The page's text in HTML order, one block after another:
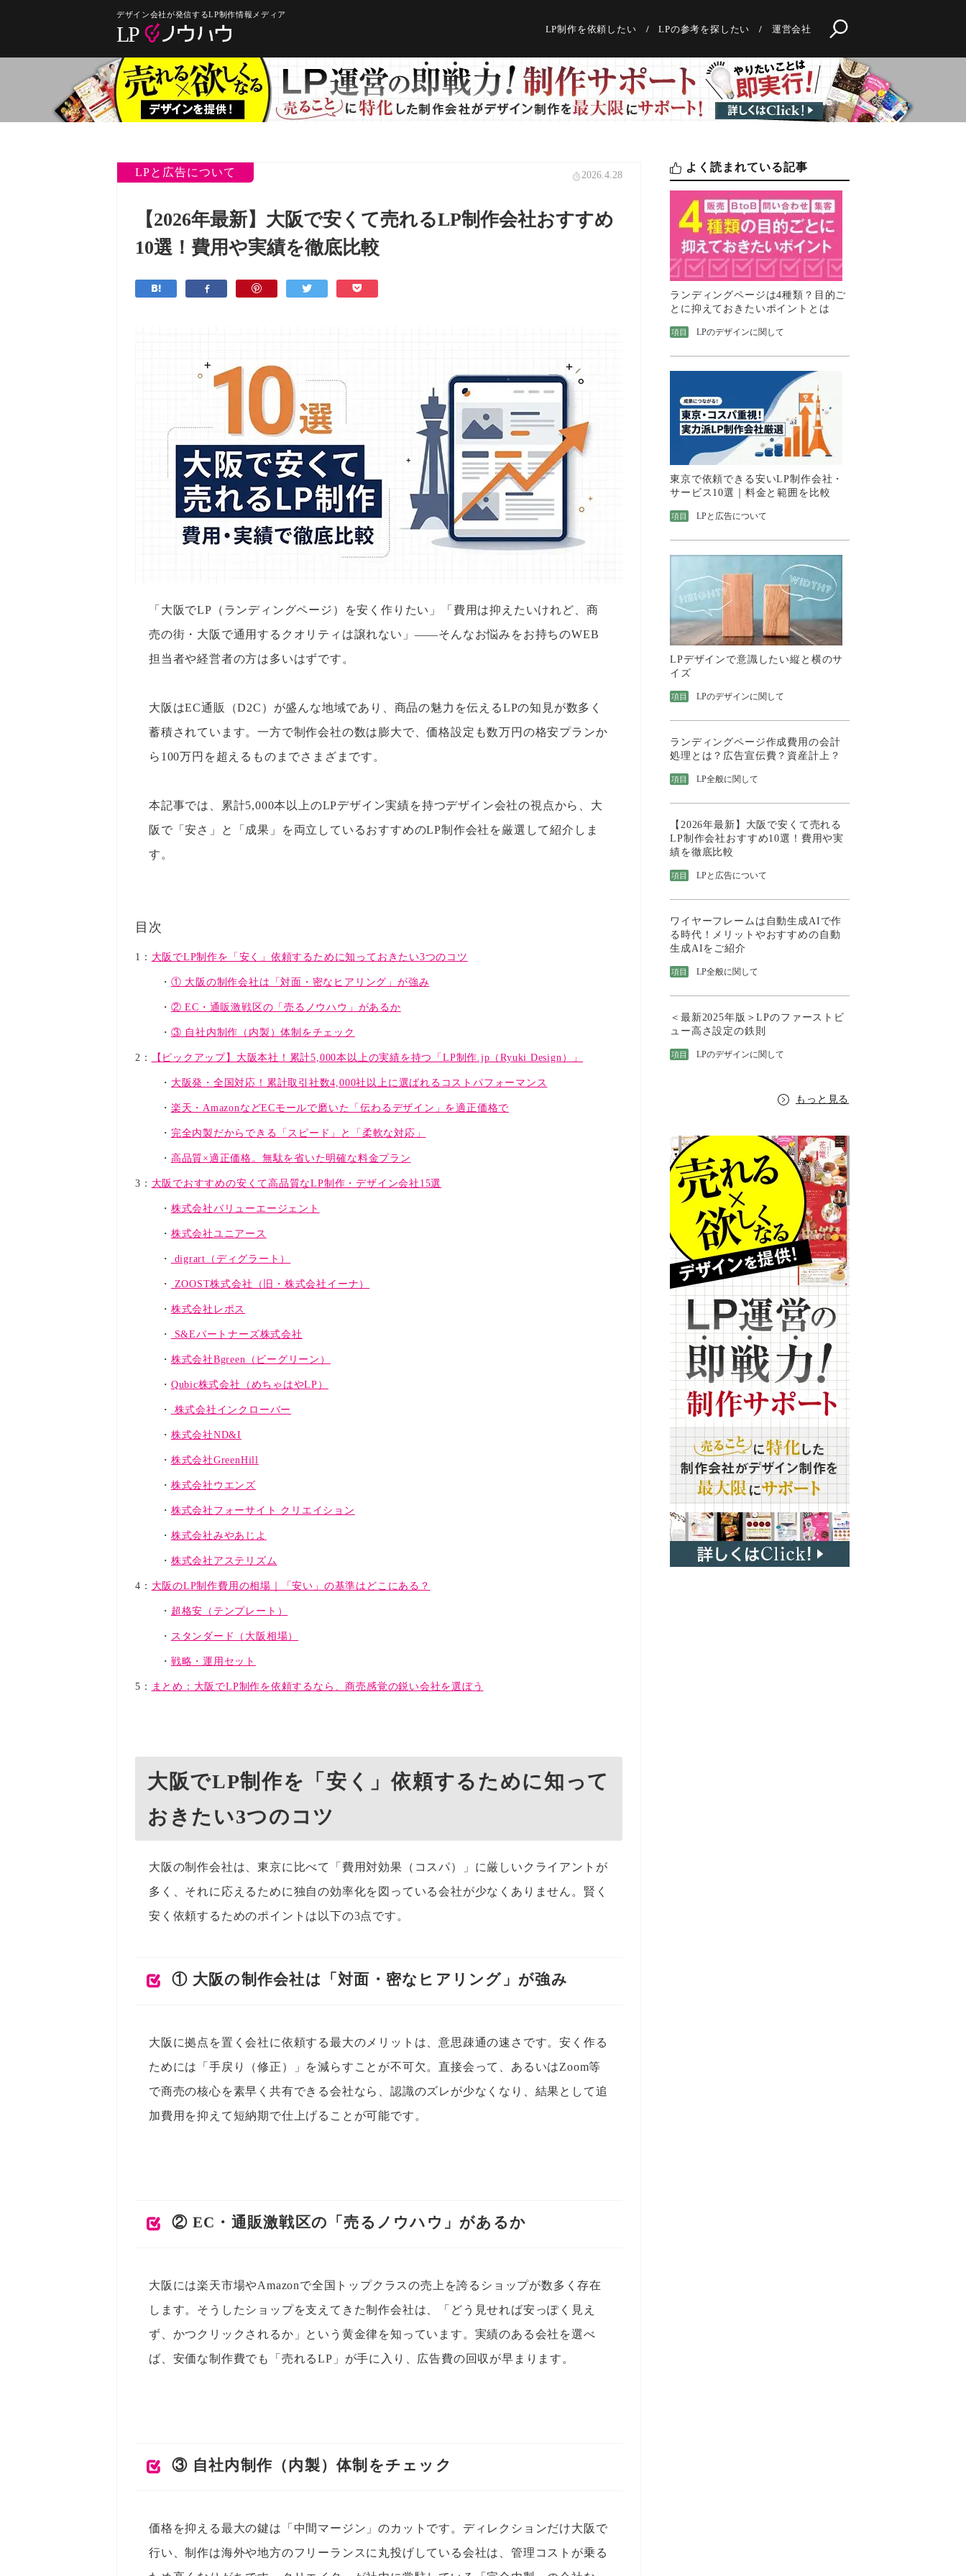
デザイン会社が発信するLP制作情報メディア
LP制作を依頼したい LPの参考を探したい 運営会社
【2026年最新】大阪で安くて売れるLP制作会社おすすめ
10選！費用や実績を徹底比較
LPと広告について 2026.4.28
「大阪でLP（ランディングページ）を安く作りたい」「費用は抑えたいけれど、商
売の街・大阪で通用するクオリティは譲れない」——そんなお悩みをお持ちのWEB
担当者や経営者の方は多いはずです。
大阪はEC通販（D2C）が盛んな地域であり、商品の魅力を伝えるLPの知見が数多く
蓄積されています。一方で制作会社の数は膨大で、価格設定も数万円の格安プランか
ら100万円を超えるものまでさまざまです。
本記事では、累計5,000本以上のLPデザイン実績を持つデザイン会社の視点から、大
阪で「安さ」と「成果」を両立しているおすすめのLP制作会社を厳選して紹介しま
す。
目次
1： 大阪でLP制作を「安く」依頼するために知っておきたい3つのコツ
① 大阪の制作会社は「対面・密なヒアリング」が強み
② EC・通販激戦区の「売るノウハウ」があるか
③ 自社内制作（内製）体制をチェック
2： 【ピックアップ】大阪本社！累計5,000本以上の実績を持つ「LP制作.jp（Ryuki Design）」
大阪発・全国対応！累計取引社数4,000社以上に選ばれるコストパフォーマンス
楽天・AmazonなどECモールで磨いた「伝わるデザイン」を適正価格で
完全内製だからできる「スピード」と「柔軟な対応」
高品質×適正価格。無駄を省いた明確な料金プラン
3： 大阪でおすすめの安くて高品質なLP制作・デザイン会社15選
株式会社バリューエージェント
株式会社ユニアース
digrart（ディグラート）
ZOOST株式会社（旧・株式会社イーナ）
株式会社レポス
S&Eパートナーズ株式会社
株式会社Bgreen（ビーグリーン）
Qubic株式会社（めちゃはやLP）
株式会社インクローバー
株式会社ND&I
株式会社GreenHill
株式会社ウエンズ
株式会社フォーサイト クリエイション
株式会社みやあじよ
株式会社アステリズム
4： 大阪のLP制作費用の相場｜「安い」の基準はどこにある？
超格安（テンプレート）
スタンダード（大阪相場）
戦略・運用セット
5： まとめ：大阪でLP制作を依頼するなら、商売感覚の鋭い会社を選ぼう
大阪でLP制作を「安く」依頼するために知って
おきたい3つのコツ
大阪の制作会社は、東京に比べて「費用対効果（コスパ）」に厳しいクライアントが
多く、それに応えるために独自の効率化を図っている会社が少なくありません。賢く
安く依頼するためのポイントは以下の3点です。
① 大阪の制作会社は「対面・密なヒアリング」が強み
大阪に拠点を置く会社に依頼する最大のメリットは、意思疎通の速さです。安く作る
ためには「手戻り（修正）」を減らすことが不可欠。直接会って、あるいはZoom等
で商売の核心を素早く共有できる会社なら、認識のズレが少なくなり、結果として追
加費用を抑えて短納期で仕上げることが可能です。
② EC・通販激戦区の「売るノウハウ」があるか
大阪には楽天市場やAmazonで全国トップクラスの売上を誇るショップが数多く存在
します。そうしたショップを支えてきた制作会社は、「どう見せれば安っぽく見え
ず、かつクリックされるか」という黄金律を知っています。実績のある会社を選べ
ば、安価な制作費でも「売れるLP」が手に入り、広告費の回収が早まります。
③ 自社内制作（内製）体制をチェック
価格を抑える最大の鍵は「中間マージン」のカットです。ディレクションだけ大阪で
行い、制作は海外や地方のフリーランスに丸投げしている会社は、管理コストが乗る
よく読まれている記事
ランディングページは4種類？目的ご
とに抑えておきたいポイントとは
項目 LPのデザインに関して
東京で依頼できる安いLP制作会社・
サービス10選｜料金と範囲を比較
項目 LPと広告について
LPデザインで意識したい縦と横のサ
イズ
項目 LPのデザインに関して
ランディングページ作成費用の会計
処理とは？広告宣伝費？資産計上？
項目 LP全般に関して
【2026年最新】大阪で安くて売れる
LP制作会社おすすめ10選！費用や実
績を徹底比較
項目 LPと広告について
ワイヤーフレームは自動生成AIで作
る時代！メリットやおすすめの自動
生成AIをご紹介
項目 LP全般に関して
＜最新2025年版＞LPのファーストビ
ュー高さ設定の鉄則
項目 LPのデザインに関して
もっと見る